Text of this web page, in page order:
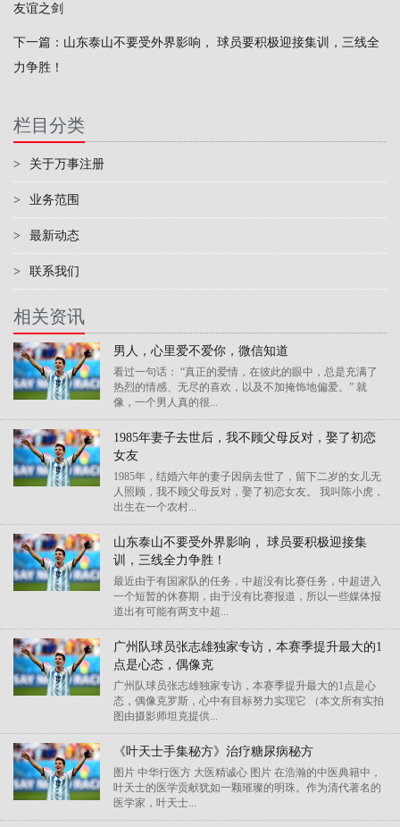
友谊之剑
下一篇： 山东泰山不要受外界影响， 球员要积极迎接集训，三线全
力争胜！
栏目分类
> 关于万事注册
> 业务范围
> 最新动态
> 联系我们
相关资讯
男人，心里爱不爱你，微信知道
看过一句话： “真正的爱情，在彼此的眼中，总是充满了
热烈的情感、无尽的喜欢，以及不加掩饰地偏爱。” 就
像，一个男人真的很...
1985年妻子去世后，我不顾父母反对，娶了初恋
女友
1985年，结婚六年的妻子因病去世了，留下二岁的女儿无
人照顾，我不顾父母反对，娶了初恋女友。 我叫陈小虎，
出生在一个农村...
山东泰山不要受外界影响， 球员要积极迎接集
训，三线全力争胜！
最近由于有国家队的任务，中超没有比赛任务，中超进入
一个短暂的休赛期，由于没有比赛报道，所以一些媒体报
道出有可能有两支中超...
广州队球员张志雄独家专访，本赛季提升最大的1
点是心态，偶像克
广州队球员张志雄独家专访，本赛季提升最大的1点是心
态，偶像克罗斯，心中有目标努力实现它 （本文所有实拍
图由摄影师坦克提供...
《叶天士手集秘方》治疗糖尿病秘方
图片 中华行医方 大医精诚心 图片 在浩瀚的中医典籍中，
叶天士的医学贡献犹如一颗璀璨的明珠。作为清代著名的
医学家，叶天士...